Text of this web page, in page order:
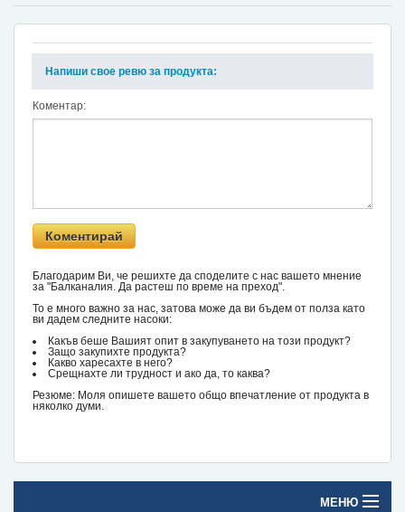
Напиши свое ревю за продукта:
Коментар:
Благодарим Ви, че решихте да споделите с нас вашето мнение
за "Балканалия. Да растеш по време на преход".
То е много важно за нас, затова може да ви бъдем от полза като
ви дадем следните насоки:
Какъв беше Вашият опит в закупуването на този продукт?
Защо закупихте продукта?
Какво харесахте в него?
Срещнахте ли трудност и ако да, то каква?
Резюме: Моля опишете вашето общо впечатление от продукта в
няколко думи.
МЕНЮ